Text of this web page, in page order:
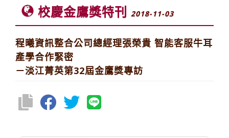
校慶金鷹獎特刊 2018-11-03
程曦資訊整合公司總經理張榮貴 智能客服牛耳
產學合作緊密
－淡江菁英第32屆金鷹獎專訪